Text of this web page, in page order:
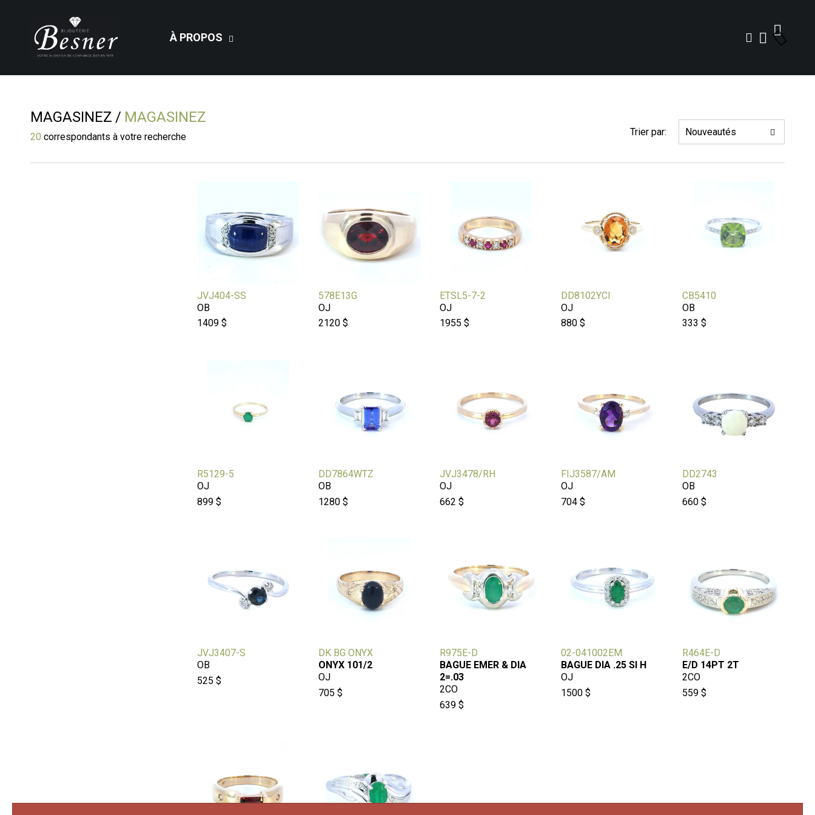
À PROPOS
MAGASINEZ MAGASINEZ
20 correspondants à votre recherche Trier par:
JVJ404-SS
OB
1409 $
578E13G
OJ
2120 $
ETSL5-7-2
OJ
1955 $
DD8102YCI
OJ
880 $
CB5410
OB
333 $
R5129-5
OJ
899 $
DD7864WTZ
OB
1280 $
JVJ3478/RH
OJ
662 $
FIJ3587/AM
OJ
704 $
DD2743
OB
660 $
JVJ3407-S
OB
525 $
DK BG ONYX
ONYX 101/2
OJ
705 $
R975E-D
BAGUE EMER & DIA
2=.03
2CO
639 $
02-041002EM
BAGUE DIA .25 SI H
OJ
1500 $
R464E-D
E/D 14PT 2T
2CO
559 $